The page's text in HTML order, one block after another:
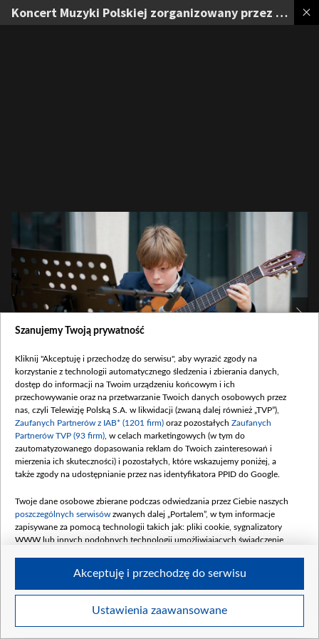
Koncert Muzyki Polskiej zorganizowany przez Polską Szkołę Muzyczną im. Andrzeja Panufnika
Koncert Muzyki Polskiej zorganizowany przez Polską Szkołę Muzyczną im.
Andrzeja Panufnika, fot. Patrycja Słowiak
1
Szczegóły
Szanujemy Twoją prywatność
Kliknij "Akceptuję i przechodzę do serwisu", aby wyrazić zgody na
korzystanie z technologii automatycznego śledzenia i zbierania danych,
dostęp do informacji na Twoim urządzeniu końcowym i ich
przechowywanie oraz na przetwarzanie Twoich danych osobowych przez
nas, czyli Telewizję Polską S.A. w likwidacji (zwaną dalej również „TVP”),
Zaufanych Partnerów z IAB* (1201 firm) oraz pozostałych Zaufanych
Partnerów TVP (93 firm) , w celach marketingowych (w tym do
zautomatyzowanego dopasowania reklam do Twoich zainteresowań i
mierzenia ich skuteczności) i pozostałych, które wskazujemy poniżej, a
także zgody na udostępnianie przez nas identyfikatora PPID do Google.
Twoje dane osobowe zbierane podczas odwiedzania przez Ciebie naszych
poszczególnych serwisów zwanych dalej „Portalem”, w tym informacje
zapisywane za pomocą technologii takich jak: pliki cookie, sygnalizatory
WWW lub innych podobnych technologii umożliwiających świadczenie
Twoje dane osobowe zbierane podczas odwiedzania przez Ciebie
Ustawienia zaawansowane
Akceptuję i przechodzę do serwisu